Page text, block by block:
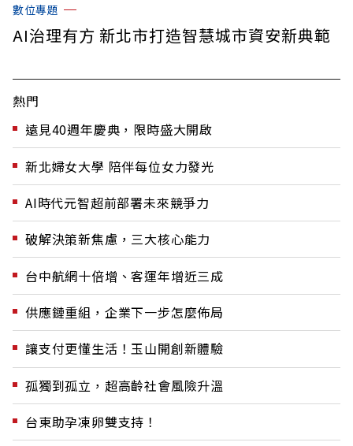
數位專題
AI治理有方 新北市打造智慧城市資安新典範
熱門
遠見40週年慶典，限時盛大開啟
新北婦女大學 陪伴每位女力發光
AI時代元智超前部署未來競爭力
破解決策新焦慮，三大核心能力
台中航網十倍增、客運年增近三成
供應鏈重組，企業下一步怎麼佈局
讓支付更懂生活！玉山開創新體驗
孤獨到孤立，超高齡社會風險升溫
台東助孕凍卵雙支持！